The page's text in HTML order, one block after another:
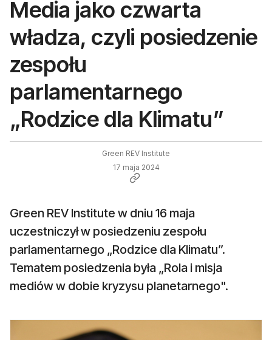
Media jako czwarta
władza, czyli posiedzenie
zespołu
parlamentarnego
„Rodzice dla Klimatu”
Green REV Institute
17 maja 2024
Green REV Institute w dniu 16 maja
uczestniczył w posiedzeniu zespołu
parlamentarnego „Rodzice dla Klimatu”.
Tematem posiedzenia była „Rola i misja
mediów w dobie kryzysu planetarnego".